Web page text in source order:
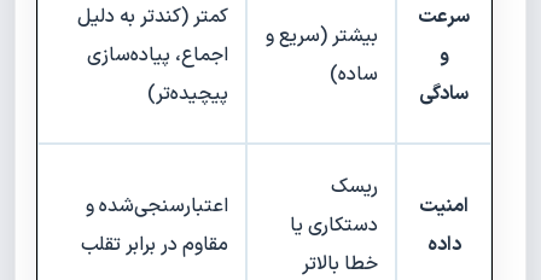
سرعت
و
سادگی
بیشتر (سریع و
ساده)
کمتر (کندتر به دلیل
اجماع، پیاده‌سازی
پیچیده‌تر)
امنیت
داده
ریسک
دستکاری یا
خطا بالاتر
اعتبارسنجی‌شده و
مقاوم در برابر تقلب